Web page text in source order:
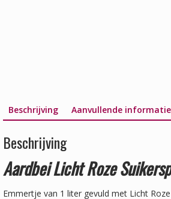
Beschrijving Aanvullende informatie
Beschrijving
Aardbei Licht Roze
Emmertje van 1 liter gevuld met Licht